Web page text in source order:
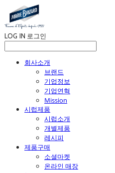
LOG IN 로그인
회사소개
브랜드
기업정보
기업연혁
Mission
시럽제품
시럽소개
개별제품
레시피
제품구매
소셜마켓
온라인 매장